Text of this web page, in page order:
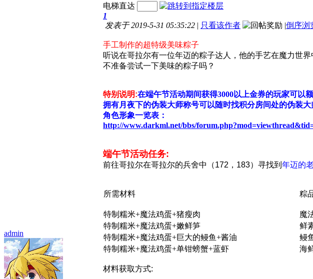
admin
电梯直达
1
发表于 2019-5-31 05:35:22 | 只看该作者 |倒序浏
手工制作的超特级美味粽子
听说在哥拉尔有一位年迈的粽子达人，他的手艺在魔力世
不准备尝试一下美味的粽子吗？
特别说明:在端午节活动期间获得3000以上金券的玩家可以
拥有月夜下的伪装大师称号可以随时找积分房间处的伪装
角色形象一览表：
http://www.darkml.net/bbs/
端午节活动任务:
前往哥拉尔在哥拉尔的兵舍中（172，183）寻找到 年迈的
所需材料 粽
特制糯米+魔法鸡蛋+猪瘦肉 魔
特制糯米+魔法鸡蛋+嫩鲜笋
鲜
特制糯米+魔法鸡蛋+巨大的鳗鱼+酱油
鳗
特制糯米+魔法鸡蛋+单钳螃蟹+蓝虾
海
材料获取方式: